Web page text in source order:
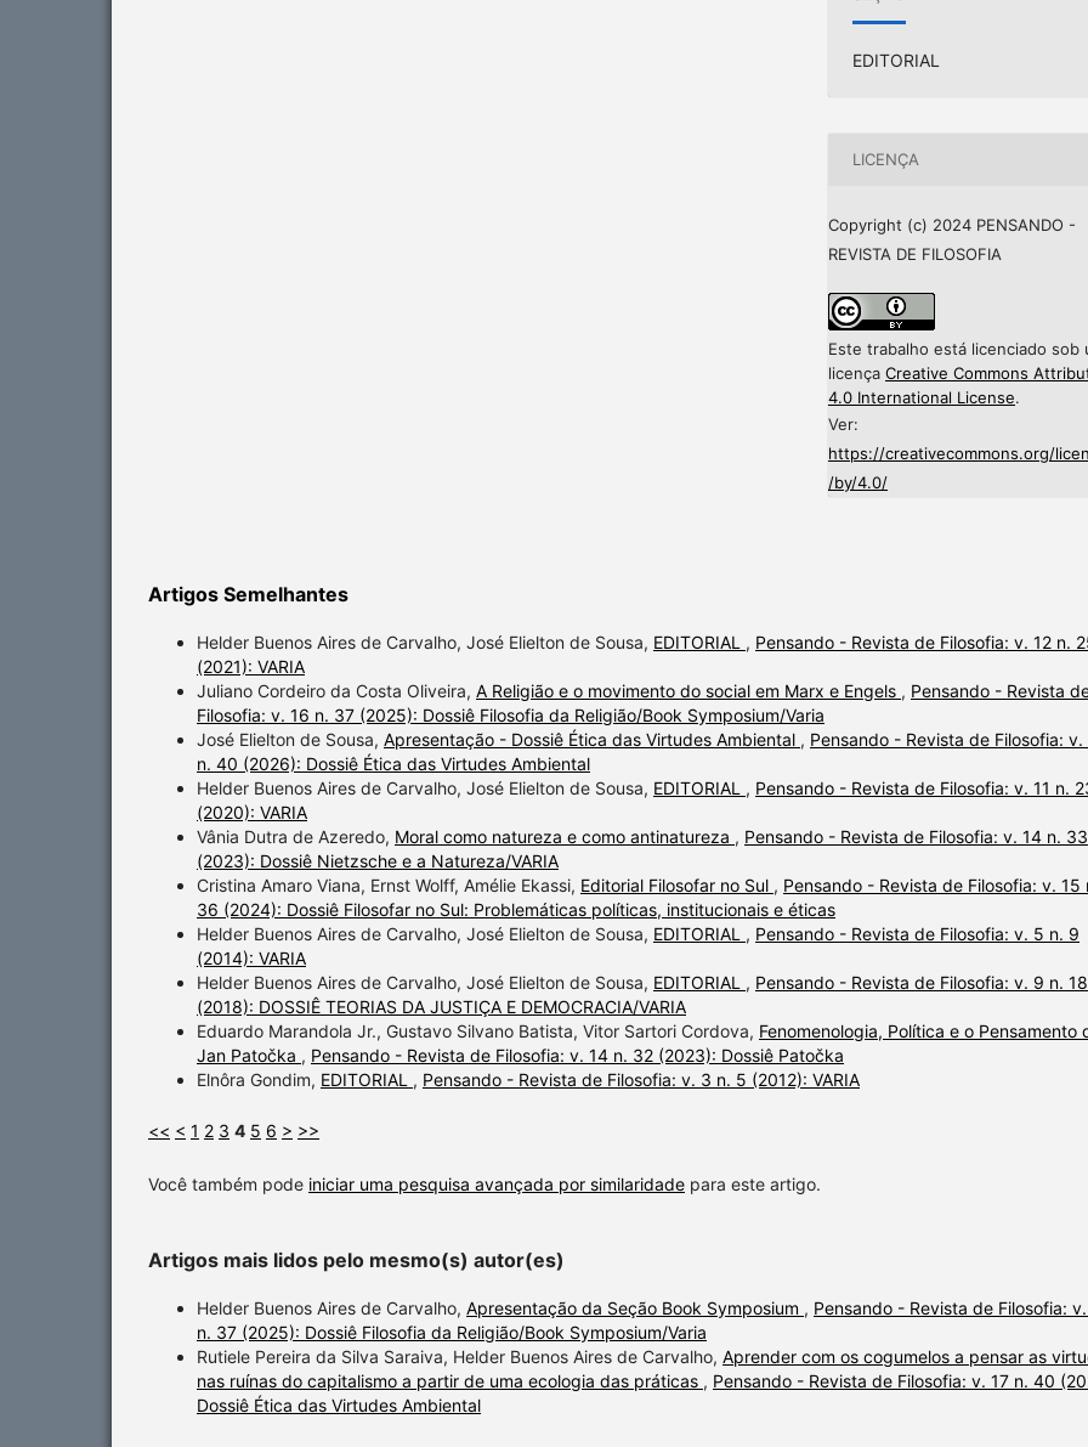
EDITORIAL
LICENÇA
Copyright (c) 2024 PENSANDO -
REVISTA DE FILOSOFIA
Este trabalho está licenciado sob
licença Creative Commons
4.0 International License.
Ver:
https://creativecommons.org/
/by/4.0/
Artigos Semelhantes
Helder Buenos Aires de Carvalho, José Elielton de Sousa, EDITORIAL , Pensando - Revista de Filosofia: v. 12 n.
(2021): VARIA
Juliano Cordeiro da Costa Oliveira, A Religião e o movimento do social em Marx e Engels , Pensando - Revista
Filosofia: v. 16 n. 37 (2025): Dossiê Filosofia da Religião/Book Symposium/Varia
José Elielton de Sousa, Apresentação - Dossiê Ética das Virtudes Ambiental , Pensando - Revista de Filosofia: v.
n. 40 (2026): Dossiê Ética das Virtudes Ambiental
Helder Buenos Aires de Carvalho, José Elielton de Sousa, EDITORIAL , Pensando - Revista de Filosofia: v. 11 n.
(2020): VARIA
Vânia Dutra de Azeredo, Moral como natureza e como antinatureza , Pensando - Revista de Filosofia: v. 14 n. 33
(2023): Dossiê Nietzsche e a Natureza/VARIA
Cristina Amaro Viana, Ernst Wolff, Amélie Ekassi, Editorial Filosofar no Sul , Pensando - Revista de Filosofia: v. 15
36 (2024): Dossiê Filosofar no Sul: Problemáticas políticas, institucionais e éticas
Helder Buenos Aires de Carvalho, José Elielton de Sousa, EDITORIAL , Pensando - Revista de Filosofia: v. 5 n. 9
(2014): VARIA
Helder Buenos Aires de Carvalho, José Elielton de Sousa, EDITORIAL , Pensando - Revista de Filosofia: v. 9 n. 18
(2018): DOSSIÊ TEORIAS DA JUSTIÇA E DEMOCRACIA/VARIA
Eduardo Marandola Jr., Gustavo Silvano Batista, Vitor Sartori Cordova, Fenomenologia, Política e o Pensamento
Jan Patočka , Pensando - Revista de Filosofia: v. 14 n. 32 (2023): Dossiê Patočka
Elnôra Gondim, EDITORIAL , Pensando - Revista de Filosofia: v. 3 n. 5 (2012): VARIA
<< < 1 2 3 4 5 6 > >>
Você também pode iniciar uma pesquisa avançada por similaridade para este artigo.
Artigos mais lidos pelo mesmo(s) autor(es)
Helder Buenos Aires de Carvalho, Apresentação da Seção Book Symposium , Pensando - Revista de Filosofia:
n. 37 (2025): Dossiê Filosofia da Religião/Book Symposium/Varia
Rutiele Pereira da Silva Saraiva, Helder Buenos Aires de Carvalho, Aprender com os cogumelos a pensar as
nas ruínas do capitalismo a partir de uma ecologia das práticas , Pensando - Revista de Filosofia: v. 17 n. 40
Dossiê Ética das Virtudes Ambiental